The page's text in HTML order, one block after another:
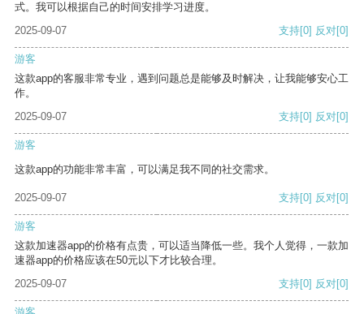
式。我可以根据自己的时间安排学习进度。
2025-09-07
支持[0] 反对[0]
游客
这款app的客服非常专业，遇到问题总是能够及时解决，让我能够安心工
作。
2025-09-07
支持[0] 反对[0]
游客
这款app的功能非常丰富，可以满足我不同的社交需求。
2025-09-07 支持[0] 反对[0]
游客
这款加速器app的价格有点贵，可以适当降低一些。我个人觉得，一款加
速器app的价格应该在50元以下才比较合理。
2025-09-07
支持[0] 反对[0]